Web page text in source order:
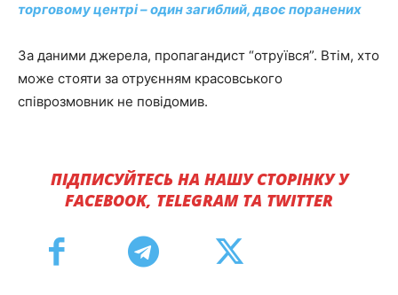
торговому центрі – один загиблий, двоє поранених
За даними джерела, пропагандист “отруївся”. Втім, хто
може стояти за отруєнням красовського
співрозмовник не повідомив.
ПІДПИСУЙТЕСЬ НА НАШУ СТОРІНКУ У
FACEBOOK, TELEGRAM ТА TWITTER